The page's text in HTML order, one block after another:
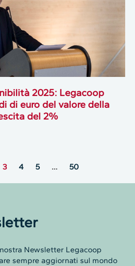
2025: Legacoop
di euro del valore della
del 2%
3 4 5 … 50
Newsletter Legacoop
sempre aggiornati sul mondo